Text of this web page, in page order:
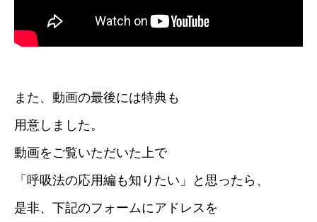
また、動画の最後には特典も
用意しました。
動画をご覧いただいた上で
「呼吸法の応用編も知りたい」と思ったら、
是非、下記のフォームにアドレスを